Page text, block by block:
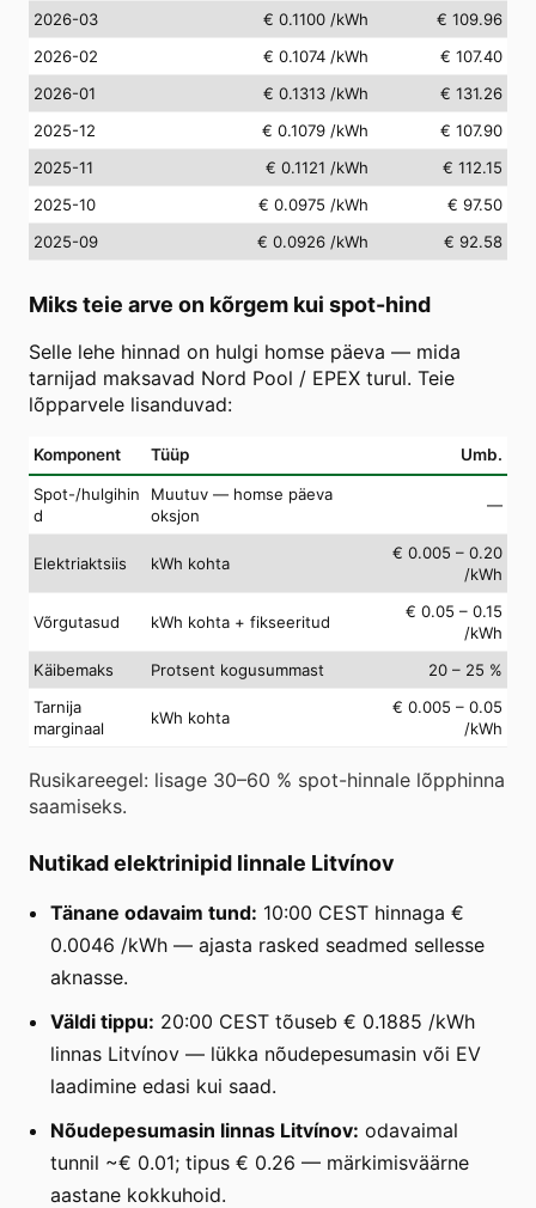
2026-03
€ 0.1100 /kWh
€ 109.96
2026-02
€ 0.1074 /kWh
€ 107.40
2026-01
€ 0.1313 /kWh
€ 131.26
2025-12
€ 0.1079 /kWh
€ 107.90
2025-11
€ 0.1121 /kWh
€ 112.15
2025-10
€ 0.0975 /kWh
€ 97.50
2025-09
€ 0.0926 /kWh € 92.58
Miks teie arve on kõrgem kui spot-hind
Selle lehe hinnad on hulgi homse päeva — mida
tarnijad maksavad Nord Pool / EPEX turul. Teie
lõpparvele lisanduvad:
Komponent Tüüp Umb.
Spot-/hulgihin
d
Muutuv — homse päeva
oksjon
—
Elektriaktsiis kWh kohta
€ 0.005 – 0.20
/kWh
Võrgutasud kWh kohta + fikseeritud
€ 0.05 – 0.15
/kWh
Käibemaks
Protsent kogusummast
20 – 25 %
Tarnija
marginaal
kWh kohta
€ 0.005 – 0.05
/kWh
Rusikareegel: lisage 30–60 % spot-hinnale lõpphinna
saamiseks.
Nutikad elektrinipid linnale Litvínov
Tänane odavaim tund: 10:00 CEST hinnaga €
0.0046 /kWh — ajasta rasked seadmed sellesse
aknasse.
Väldi tippu: 20:00 CEST tõuseb € 0.1885 /kWh
linnas Litvínov — lükka nõudepesumasin või EV
laadimine edasi kui saad.
Nõudepesumasin linnas Litvínov: odavaimal
tunnil ~€ 0.01; tipus € 0.26 — märkimisväärne
aastane kokkuhoid.